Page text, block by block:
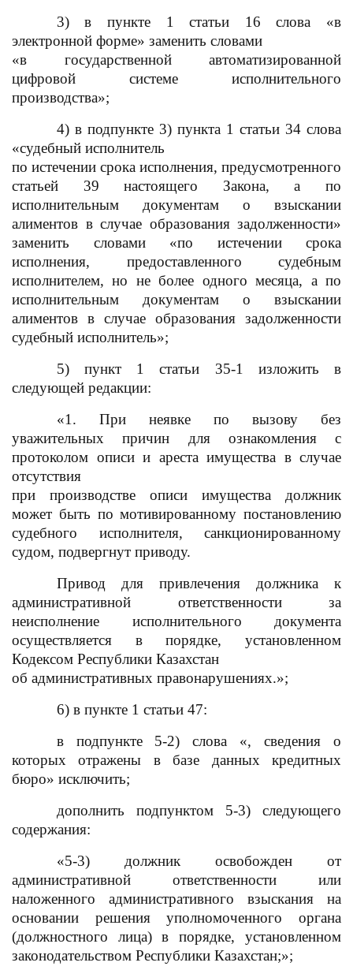
3) в пункте 1 статьи 16 слова «в
электронной форме» заменить словами
«в государственной автоматизированной
цифровой системе исполнительного
производства»;
4) в подпункте 3) пункта 1 статьи 34 слова
«судебный исполнитель
по истечении срока исполнения, предусмотренного
статьей 39 настоящего Закона, а по
исполнительным документам о взыскании
алиментов в случае образования задолженности»
заменить словами «по истечениисрока
исполнения, предоставленного судебным
исполнителем, но не более одного месяца, а по
исполнительным документам о взыскании
алиментов в случае образования задолженности
судебный исполнитель»;
5) пункт 1 статьи 35-1 изложить в
следующей редакции:
«1. При неявке по вызову без
уважительных причин для ознакомления с
протоколом описи и ареста имущества в случае
отсутствия
при производстве описи имущества должник
может быть по мотивированному постановлению
судебного исполнителя, санкционированному
судом, подвергнут приводу.
Привод для привлечения должника к
административной ответственности за
неисполнение исполнительного документа
осуществляется в порядке, установленном
Кодексом Республики Казахстан
об административных правонарушениях.»;
6) в пункте 1 статьи 47:
в подпункте 5-2) слова «, сведения о
которых отражены в базе данных кредитных
бюро» исключить;
дополнить подпунктом 5-3) следующего
содержания:
«5-3) должник освобожден от
административной ответственности или
наложенного административного взыскания на
основании решения уполномоченного органа
(должностного лица) в порядке, установленном
законодательством Республики Казахстан;»;